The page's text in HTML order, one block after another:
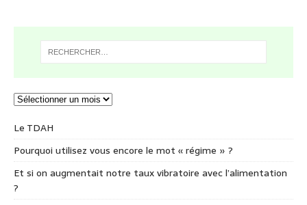
Le TDAH
Pourquoi utilisez vous encore le mot « régime » ?
Et si on augmentait notre taux vibratoire avec l’alimentation
?